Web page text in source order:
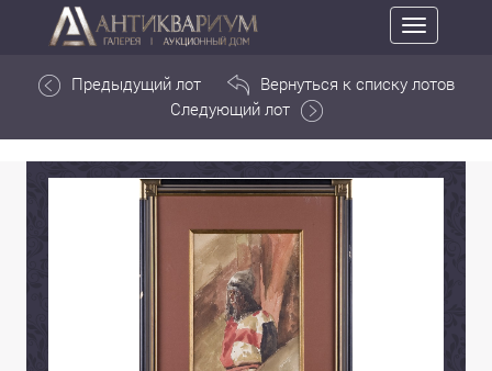
Toggle
navigation
Предыдущий лот
Вернуться к списку лотов
Следующий лот